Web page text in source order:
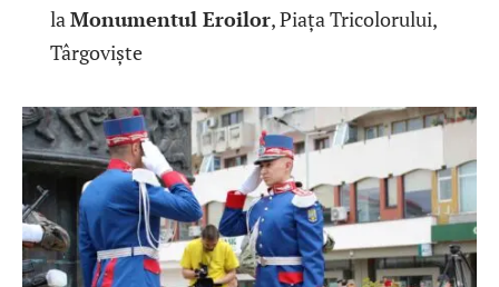
laMonumentul Eroilor, Piața Tricolorului,
Târgoviște